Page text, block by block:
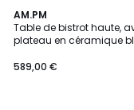
AM.PM
Table de bistrot haute,
plateau en céramique
589,00 €